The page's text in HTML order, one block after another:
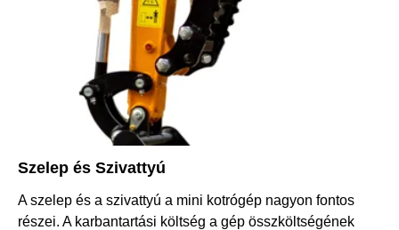
Szelep és Szivattyú
A szelep és a szivattyú a mini kotrógép nagyon fontos
részei. A karbantartási költség a gép összköltségének